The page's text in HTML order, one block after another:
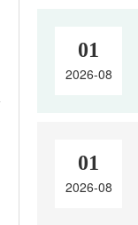
01
2026-08
01
2026-08